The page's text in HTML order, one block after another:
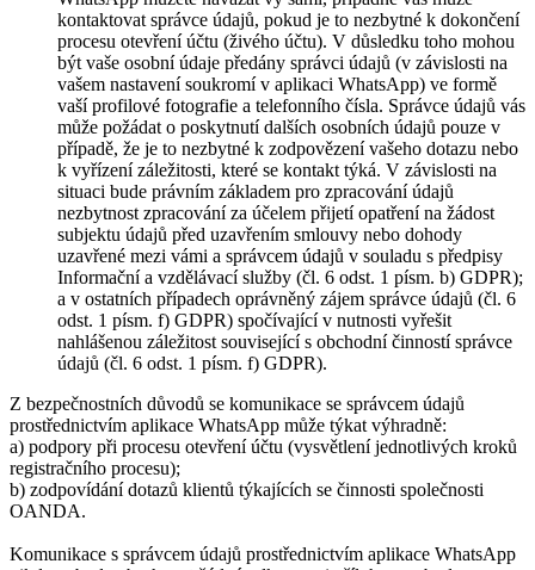
kontaktovat správce údajů, pokud je to nezbytné k dokončení
procesu otevření účtu (živého účtu). V důsledku toho mohou
být vaše osobní údaje předány správci údajů (v závislosti na
vašem nastavení soukromí v aplikaci WhatsApp) ve formě
vaší profilové fotografie a telefonního čísla. Správce údajů vás
může požádat o poskytnutí dalších osobních údajů pouze v
případě, že je to nezbytné k zodpovězení vašeho dotazu nebo
k vyřízení záležitosti, které se kontakt týká. V závislosti na
situaci bude právním základem pro zpracování údajů
nezbytnost zpracování za účelem přijetí opatření na žádost
subjektu údajů před uzavřením smlouvy nebo dohody
uzavřené mezi vámi a správcem údajů v souladu s předpisy
Informační a vzdělávací služby (čl. 6 odst. 1 písm. b) GDPR);
a v ostatních případech oprávněný zájem správce údajů (čl. 6
odst. 1 písm. f) GDPR) spočívající v nutnosti vyřešit
nahlášenou záležitost související s obchodní činností správce
údajů (čl. 6 odst. 1 písm. f) GDPR).
Z bezpečnostních důvodů se komunikace se správcem údajů
prostřednictvím aplikace WhatsApp může týkat výhradně:
a) podpory při procesu otevření účtu (vysvětlení jednotlivých kroků
registračního procesu);
b) zodpovídání dotazů klientů týkajících se činnosti společnosti
OANDA.
Komunikace s správcem údajů prostřednictvím aplikace WhatsApp